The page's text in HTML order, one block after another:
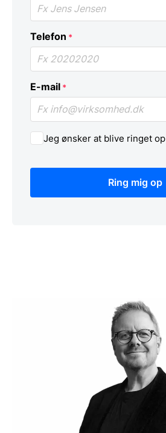
Telefon *
E-mail *
Jeg ønsker at blive ringet op